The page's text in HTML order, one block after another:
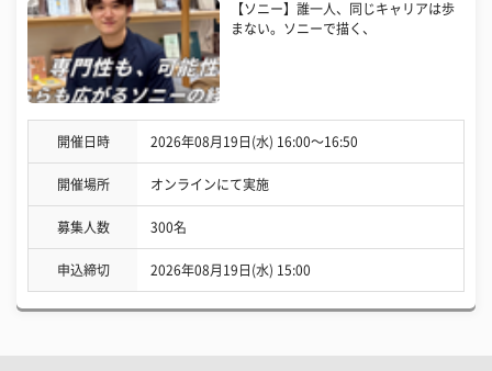
【ソニー】誰一人、同じキャリアは歩
まない。ソニーで描く、
開催日時 2026年08月19日(水) 16:00〜16:50
開催場所 オンラインにて実施
募集人数 300名
申込締切 2026年08月19日(水) 15:00